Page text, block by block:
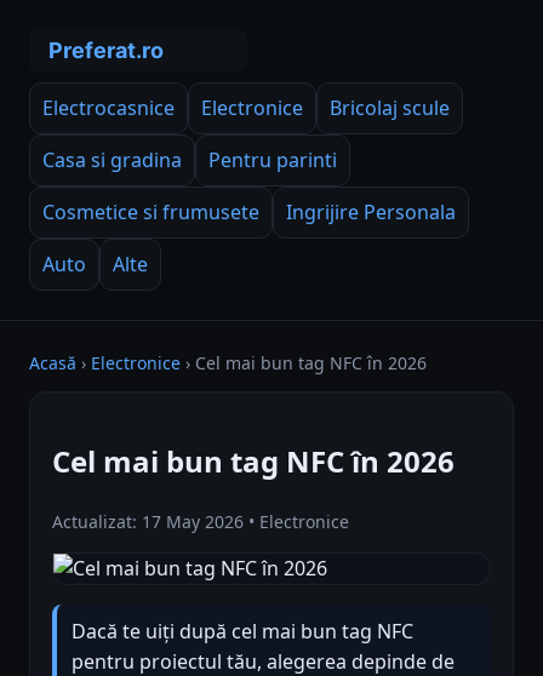
Electrocasnice Electronice
Bricolaj scule
Casa si gradina
Pentru parinti
Cosmetice si frumusete
Ingrijire Personala
Auto
Alte
Acasă › Electronice › Cel mai bun tag NFC în 2026
Cel mai bun tag NFC în 2026
Actualizat: 17 May 2026 • Electronice
Dacă te uiți după cel mai bun tag NFC
pentru proiectul tău, alegerea depinde de